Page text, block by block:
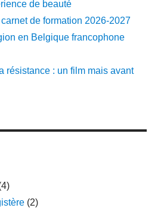
de beauté
de formation 2026-2027
en Belgique francophone
résistance : un film mais avant
(2)